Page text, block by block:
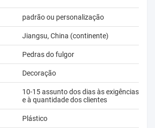
padrão ou personalização
Jiangsu, China (continente)
Pedras do fulgor
Decoração
10-15 assunto dos dias às exigências
e à quantidade dos clientes
Plástico